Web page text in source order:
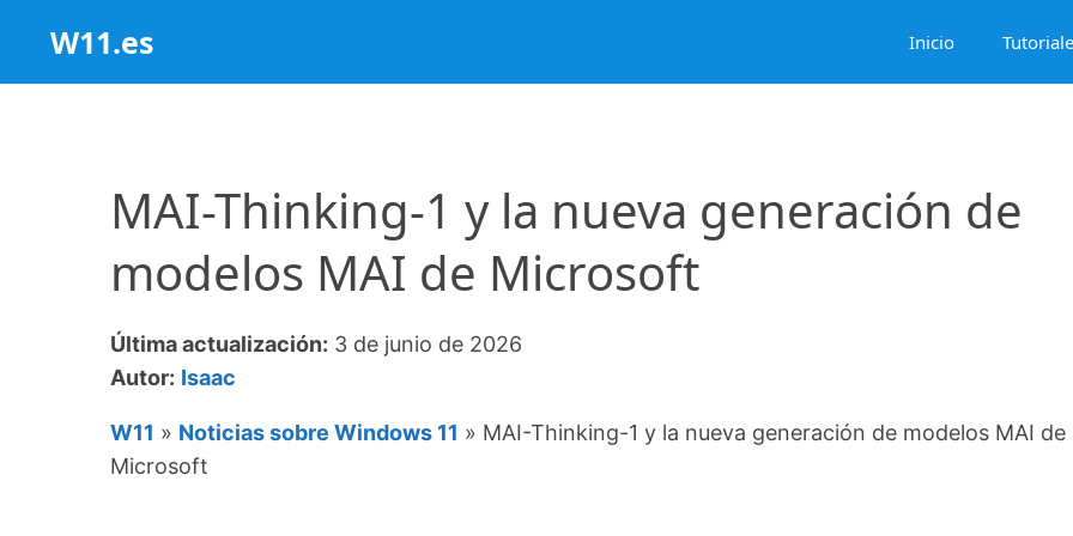
contenido
W11.es Inicio
MAI-Thinking-1 y la nueva generación de
modelos MAI de Microsoft
Última actualización: 3 de junio de 2026
Autor: Isaac
W11 » Noticias sobre Windows 11 » MAI-Thinking-1 y la nueva generación de modelos MAI de
Microsoft